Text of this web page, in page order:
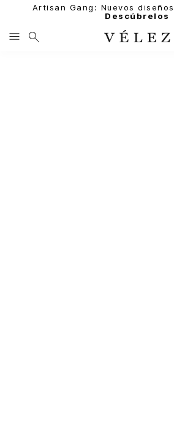
Artisan Gang: Nuevos
Descúbrelos